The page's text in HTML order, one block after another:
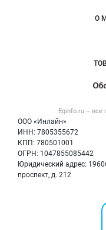
Важные
Eqinfo.ru – все
ООО «Инлайн»
ИНН: 7805355672
КПП: 780501001
ОГРН: 1047855085442
Юридический адрес:
проспект, д. 212
Навигация по О
Политика